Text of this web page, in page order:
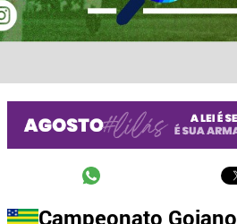
Campeonato Goiano